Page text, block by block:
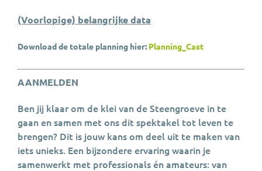
(Voorlopige) belangrijke data
Download de totale planning hier: Planning_Cast
AANMELDEN
Ben jij klaar om de klei van de Steengroeve in te
gaan en samen met ons dit spektakel tot leven te
brengen? Dit is jouw kans om deel uit te maken van
iets unieks. Een bijzondere ervaring waarin je
samenwerkt met professionals én amateurs: van